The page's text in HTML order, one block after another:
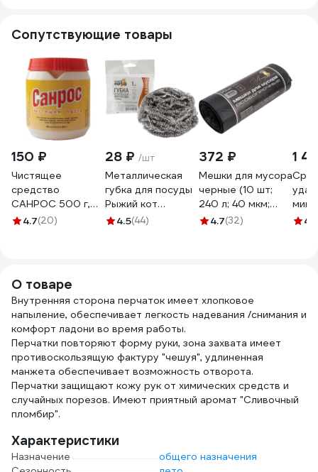
Сопутствующие товары
150 ₽
Чистящее
средство
САНРОС 500 г,
универсальное,
4.7(20)
28 ₽ /шт
Металлическая
губка для посуды
Рыжий кот
спираль, вес 12 гр,
4.5(44)
372 ₽
Мешки для мусора
черные (10 шт;
240 л; 40 мкм;
ПСД; 85x130 см)
4.7(32)
1
4.8
О товаре
Внутренняя сторона перчаток имеет хлопковое
напыление, обеспечивает легкость надевания /снимания и
комфорт ладони во время работы.
Перчатки повторяют форму руки, зона захвата имеет
противоскользящую фактуру "чешуя", удлиненная
манжета обеспечивает возможность отворота.
Перчатки защищают кожу рук от химических средств и
случайных порезов. Имеют приятный аромат "Сливочный
пломбир".
Характеристики
Назначение
общего назначения